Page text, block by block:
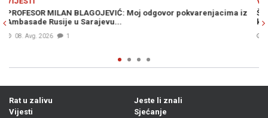
iz
ŠOK NA GRANICI: Ponesete li ovo voće u Hrvatsku, prijeti vam
kazna od nevjerovatnih 13.000 eura
07. Avg. 2026
Rat u zalivu
Vijesti
Jeste li znali
Sjećanje